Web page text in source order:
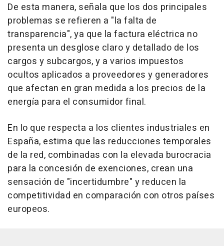
De esta manera, señala que los dos principales
problemas se refieren a "la falta de
transparencia", ya que la factura eléctrica no
presenta un desglose claro y detallado de los
cargos y subcargos, y a varios impuestos
ocultos aplicados a proveedores y generadores
que afectan en gran medida a los precios de la
energía para el consumidor final.
En lo que respecta a los clientes industriales en
España, estima que las reducciones temporales
de la red, combinadas con la elevada burocracia
para la concesión de exenciones, crean una
sensación de "incertidumbre" y reducen la
competitividad en comparación con otros países
europeos.